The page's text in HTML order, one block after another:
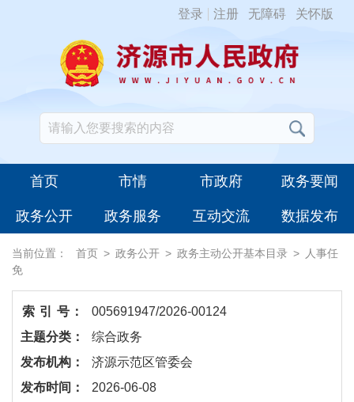
登录 注册 无障碍 关怀版
首页 市情 市政府 政务要闻
政务公开 政务服务 互动交流 数据发布
当前位置： 首页 > 政务公开 > 政务主动公开基本目录 > 人事任
免
索 引 号：
005691947/2026-00124
主题分类：
综合政务
发布机构：
济源示范区管委会
发布时间：
2026-06-08